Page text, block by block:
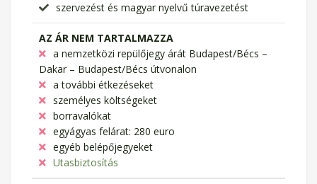
szervezést és magyar nyelvű túravezetést
AZ ÁR NEM TARTALMAZZA
a nemzetközi repülőjegy árát Budapest/Bécs –
Dakar – Budapest/Bécs útvonalon
a további étkezéseket
személyes költségeket
borravalókat
egyágyas felárat: 280 euro
egyéb belépőjegyeket
Utasbiztosítás